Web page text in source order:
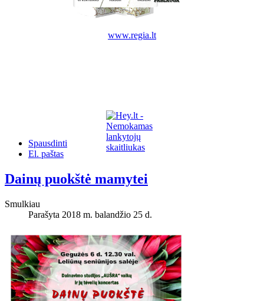
www.regia.lt
Spausdinti
El. paštas
Dainų puokštė mamytei
Smulkiau
Parašyta 2018 m. balandžio 25 d.